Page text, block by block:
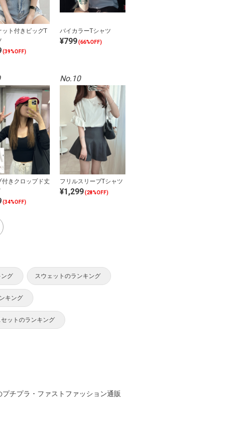
ット付きビッグT
(39%OFF)
バイカラーTシャツ
¥799(66%OFF)
付きクロップド丈
(34%OFF)
No.10
フリルスリーブTシャツ
¥1,299(28%OFF)
グ スウェットのランキング
キング
セットのランキング
チプラ・ファストファッション通販